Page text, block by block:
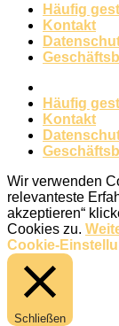
Häufig
Kontakt
Häufig
Kontakt
Wir verwenden
relevanteste
akzeptieren“
Cookies zu.
Cookie-
Schließen